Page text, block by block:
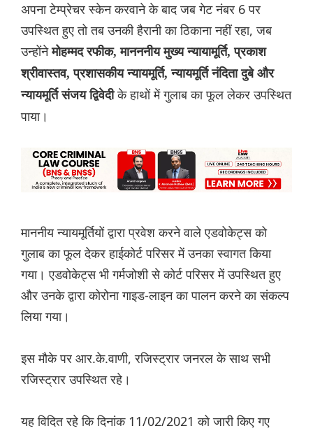
अपना टेम्प्रेचर स्केन करवाने के बाद जब गेट नंबर 6 पर
उपस्थित हुए तो तब उनकी हैरानी का ठिकाना नहीं रहा, जब
उन्होंनेमोहम्मद रफीक, मानननीय मुख्य न्यायामूर्ति, प्रकाश
श्रीवास्तव, प्रशासकीय न्यायमूर्ति, न्यायमूर्ति नंदिता दुबे और
न्यायमूर्ति संजय द्विवेदीके हाथों में गुलाब का फूल लेकर उपस्थित
पाया।
माननीय न्यायमूर्तियों द्वारा प्रवेश करने वाले एडवोकेट्स को
गुलाब का फूल देकर हाईकोर्ट परिसर में उनका स्वागत किया
गया। एडवोकेट्स भी गर्मजोशी से कोर्ट परिसर में उपस्थित हुए
और उनके द्वारा कोरोना गाइड-लाइन का पालन करने का संकल्प
लिया गया।
इस मौके पर आर.के.वाणी, रजिस्ट्रार जनरल के साथ सभी
रजिस्ट्रार उपस्थित रहे।
यह विदित रहे कि दिनांक 11/02/2021 को जारी किए गए